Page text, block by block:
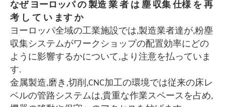
なぜ ヨーロッパ の 製造 業 者 は 塵 収集 仕様 を 再
考 し て い ます か
ヨーロッパ全域の工業施設では,製造業者達が,粉塵
収集システムがワークショップの配置効率にどの
ように影響するかについて,より注意を払っていま
す.
金属製造,磨き,切削,CNC加工の環境では従来の床レ
ベルの管路システムは,貴重な作業スペースを占め,